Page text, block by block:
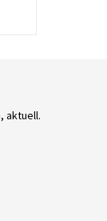
aktuell.